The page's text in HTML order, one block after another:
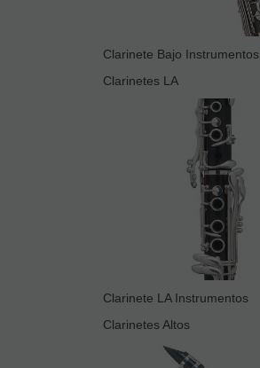
Clarinete Bajo Instrumentos
Clarinetes LA
Clarinete LA Instrumentos
Clarinetes Altos